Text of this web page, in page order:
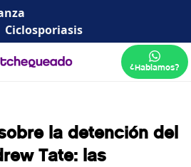
Ciclosporiasis
¿Hablamos?
la detención del
Tate: las